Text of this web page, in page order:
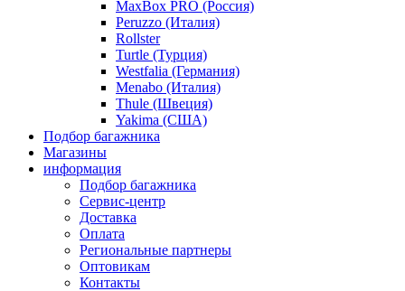
MaxBox PRO (Россия)
Peruzzo (Италия)
Rollster
Turtle (Турция)
Westfalia (Германия)
Menabo (Италия)
Thule (Швеция)
Yakima (США)
Подбор багажника
Магазины
информация
Подбор багажника
Сервис-центр
Доставка
Оплата
Региональные партнеры
Оптовикам
Контакты